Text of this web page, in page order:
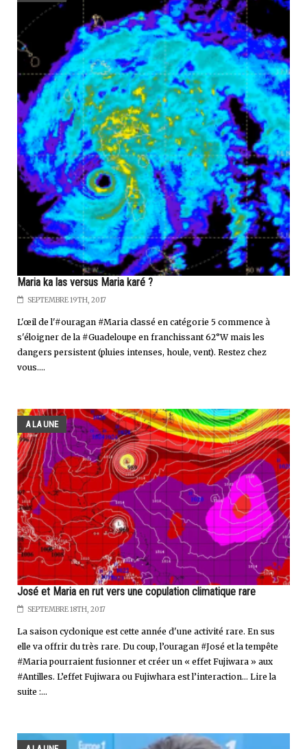
Maria ka las versus Maria karé ?
SEPTEMBRE 19TH, 2017
L'œil de l'#ouragan #Maria classé en catégorie 5 commence à
s'éloigner de la #Guadeloupe en franchissant 62°W mais les
dangers persistent (pluies intenses, houle, vent). Restez chez
vous....
A LA UNE
José et Maria en rut vers une copulation climatique rare
SEPTEMBRE 18TH, 2017
La saison cyclonique est cette année d'une activité rare. En sus
elle va offrir du très rare. Du coup, l’ouragan #José et la tempête
#Maria pourraient fusionner et créer un « effet Fujiwara » aux
#Antilles. L’effet Fujiwara ou Fujiwhara est l’interaction... Lire la
suite :...